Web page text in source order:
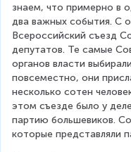
знаем, что примерно в
два важных события. С
Всероссийский съезд
депутатов. Те самые
органов власти
повсеместно, они
несколько сотен
этом съезде было у
партию большевиков.
которые представляли